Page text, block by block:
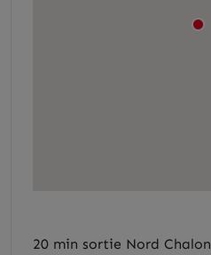
20 min sortie Nord Chalon